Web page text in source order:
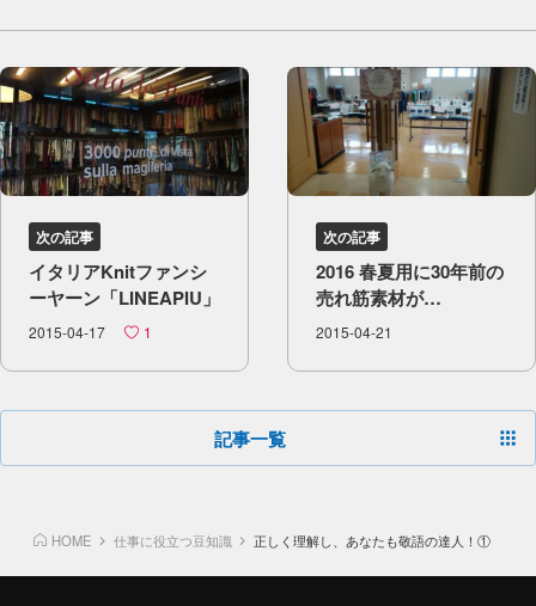
次の記事
イタリアKnitファンシ
ーヤーン​「LINEAPIU」
2015-04-17 1
次の記事
2016 春夏用に​30年前の​
売れ筋素材が​
カラーカードで​
2015-04-21
記事一覧
HOME 仕事に役立つ豆知識 正しく理解し、あなたも敬語の達人！①